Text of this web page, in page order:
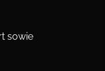
sowie